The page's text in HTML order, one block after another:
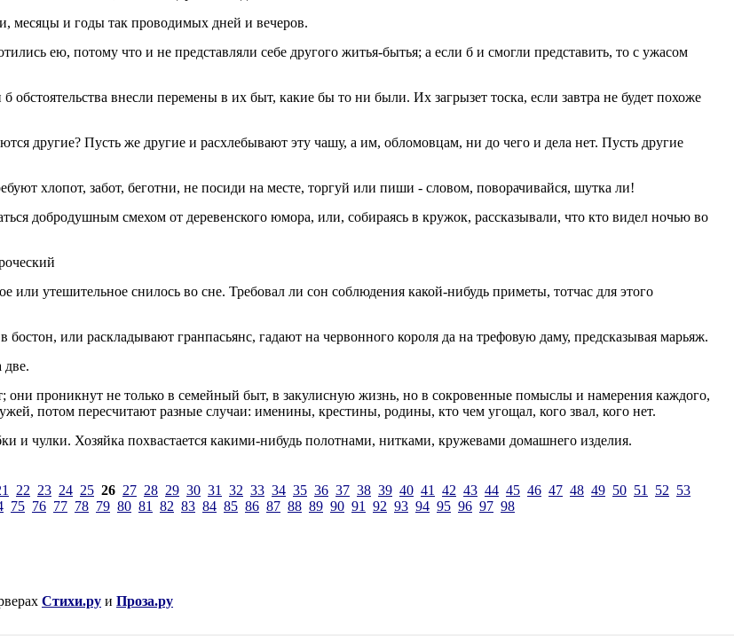
месяцы и годы так проводимых дней и вечеров.
ею, потому что и не представляли себе другого житья-бытья; а если б и смогли представить, то с ужасом
внесли перемены в их быт, какие бы то ни были. Их загрызет тоска, если завтра не будет похоже
другие? Пусть же другие и расхлебывают эту чашу, а им, обломовцам, ни до чего и дела нет. Пусть другие
хлопот, забот, беготни, не посиди на месте, торгуй или пиши - словом, поворачивайся, шутка ли!
добродушным смехом от деревенского юмора, или, собираясь в кружок, рассказывали, что кто видел ночью во
или утешительное снилось во сне. Требовал ли сон соблюдения какой-нибудь приметы, тотчас для этого
или раскладывают гранпасьянс, гадают на червонного короля да на трефовую даму, предсказывая марьяж.
две.
они проникнут не только в семейный быт, в закулисную жизнь, но в сокровенные помыслы и намерения каждого,
потом пересчитают разные случаи: именины, крестины, родины, кто чем угощал, кого звал, кого нет.
и чулки. Хозяйка похвастается какими-нибудь полотнами, нитками, кружевами домашнего изделия.
22 23 24 25 26 27 28 29 30 31 32 33 34 35 36 37 38 39 40 41 42 43 44 45 46 47 48 49 50 51 52 53
75 76 77 78 79 80 81 82 83 84 85 86 87 88 89 90 91 92 93 94 95 96 97 98
Стихи.ру и Проза.ру